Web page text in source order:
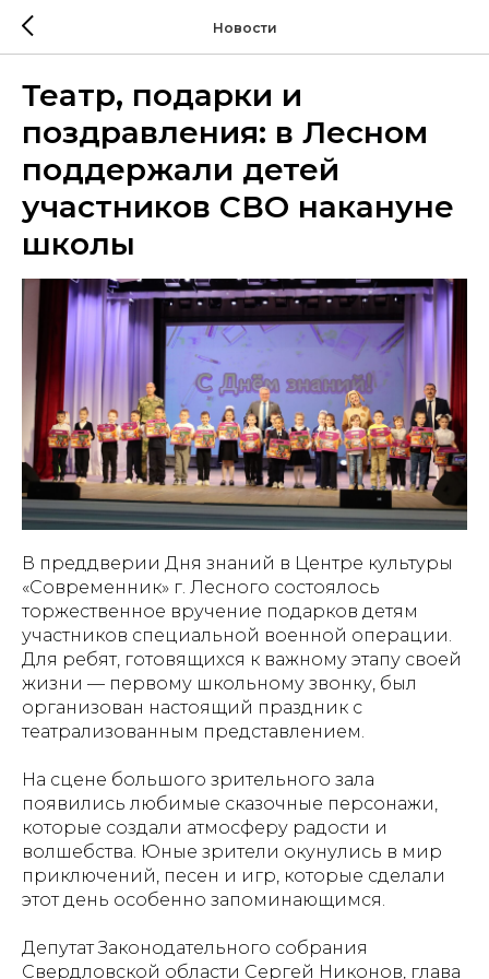
Новости
Театр, подарки и
поздравления: в Лесном
поддержали детей
участников СВО накануне
школы
В преддверии Дня знаний в Центре культуры
«Современник» г. Лесного состоялось
торжественное вручение подарков детям
участников специальной военной операции.
Для ребят, готовящихся к важному этапу своей
жизни — первому школьному звонку, был
организован настоящий праздник с
театрализованным представлением.
На сцене большого зрительного зала
появились любимые сказочные персонажи,
которые создали атмосферу радости и
волшебства. Юные зрители окунулись в мир
приключений, песен и игр, которые сделали
этот день особенно запоминающимся.
Депутат Законодательного собрания
Свердловской области Сергей Никонов, глава